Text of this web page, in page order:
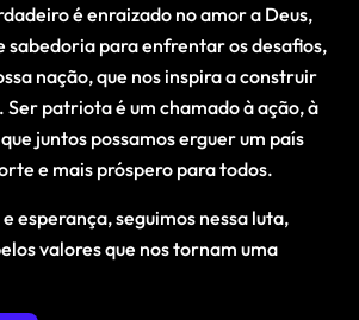
é enraizado no amor a Deus,
sabedoria para enfrentar os desafios,
nação, que nos inspira a construir
patriota é um chamado à ação, à
juntos possamos erguer um país
e mais próspero para todos.
esperança, seguimos nessa luta,
valores que nos tornam uma